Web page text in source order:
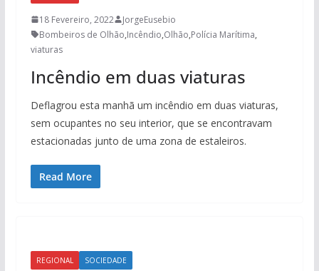
18 Fevereiro, 2022
JorgeEusebio
Bombeiros de Olhão,Incêndio,Olhão,Polícia Marítima,
viaturas
Incêndio em duas viaturas
Deflagrou esta manhã um incêndio em duas viaturas,
sem ocupantes no seu interior, que se encontravam
estacionadas junto de uma zona de estaleiros.
Read More
REGIONAL SOCIEDADE